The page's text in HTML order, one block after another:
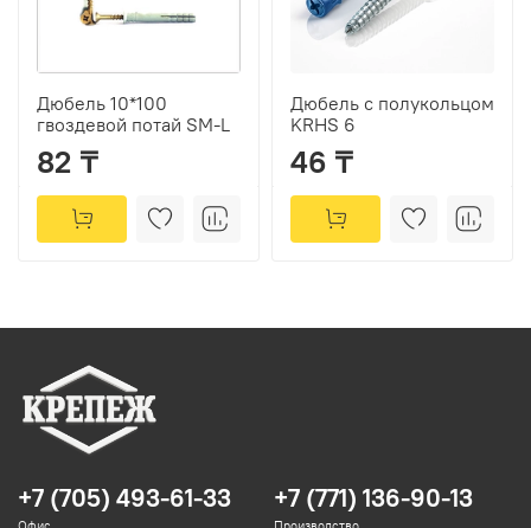
Дюбель 10*100
гвоздевой потай SM-L
82 ₸
Дюбель с полукольцом
KRHS 6
46 ₸
+7 (705) 493-61-33 +7 (771) 136-90-13